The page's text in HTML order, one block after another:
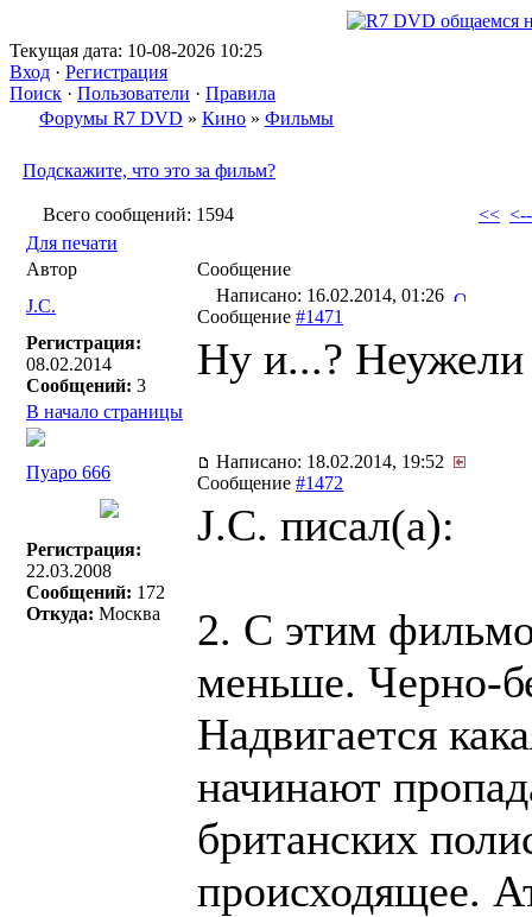
Текущая дата: 10-08-2026 10:25
Вход · Регистрация
Поиск · Пользователи · Правила
Форумы R7 DVD » Кино » Фильмы
Подскажите, что это за фильм?
Всего сообщений: 1594 <<
Для печати
Автор
Сообщение
J.C.
Написано: 16.02.2014, 01:26
Сообщение #1471
Регистрация:
08.02.2014
Сообщений: 3
Ну и...? Неужели
В начало страницы
Пуаро 666
Написано: 18.02.2014, 19:52
Сообщение #1472
Регистрация:
22.03.2008
Сообщений: 172
Откуда: Москва
J.C. писал(a):
2. С этим
меньше. Черно-
Надвигается
начинают
британских
происходящее.